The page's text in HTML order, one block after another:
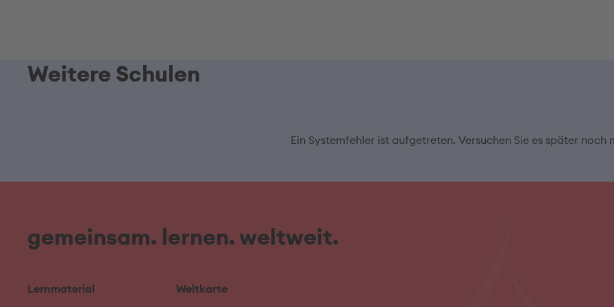
Weitere Schulen
Ein Systemfehler ist aufgetreten. Versuchen Sie es später noch
gemeinsam. lernen. weltweit.
Lernmaterial Weltkarte